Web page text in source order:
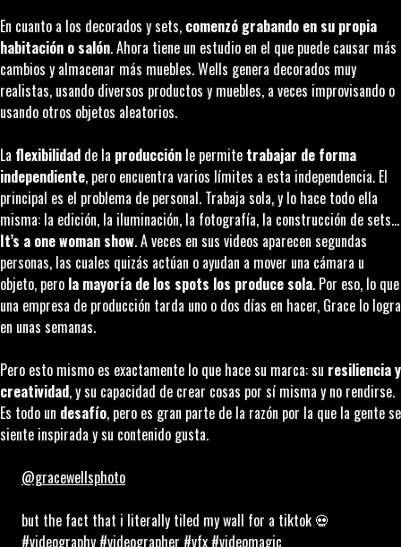
En cuanto a los decorados y sets, comenzó grabando en su propia
habitación o salón. Ahora tiene un estudio en el que puede causar más
cambios y almacenar más muebles. Wells genera decorados muy
realistas, usando diversos productos y muebles, a veces improvisando o
usando otros objetos aleatorios.
La flexibilidad de la producción le permite trabajar de forma
independiente, pero encuentra varios límites a esta independencia. El
principal es el problema de personal. Trabaja sola, y lo hace todo ella
misma: la edición, la iluminación, la fotografía, la construcción de sets…
It’s a one woman show. A veces en sus videos aparecen segundas
personas, las cuales quizás actúan o ayudan a mover una cámara u
objeto, pero la mayoría de los spots los produce sola. Por eso, lo que
una empresa de producción tarda uno o dos días en hacer, Grace lo logra
en unas semanas.
Pero esto mismo es exactamente lo que hace su marca: su resiliencia y
creatividad, y su capacidad de crear cosas por sí misma y no rendirse.
Es todo un desafío, pero es gran parte de la razón por la que la gente se
siente inspirada y su contenido gusta.
@gracewellsphoto
but the fact that i literally tiled my wall for a tiktok 💀
#videography #videographer #vfx #videomagic